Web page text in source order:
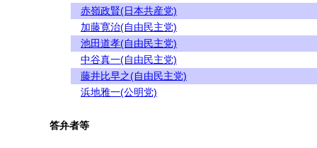
赤嶺政賢(日本共産党)
加藤寛治(自由民主党)
池田道孝(自由民主党)
中谷真一(自由民主党)
藤井比早之(自由民主党)
浜地雅一(公明党)
答弁者等